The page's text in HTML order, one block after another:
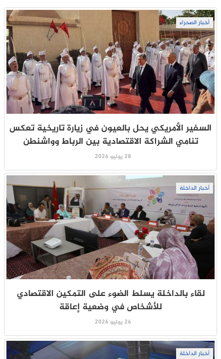
أخبار الصحراء
السفير الأمريكي يحل بالعيون في زيارة تاريخية تعكس
تنامي الشراكة الاقتصادية بين الرباط وواشنطن
28 يوليو 2026
أخبار الداخلة
لقاء بالداخلة يسلط الضوء على التمكين الاقتصادي
للأشخاص في وضعية إعاقة
26 يوليو 2026
أخبار الداخلة